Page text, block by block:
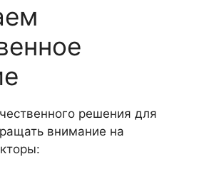
решения для
внимание на